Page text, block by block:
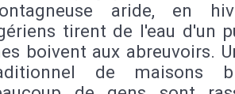
aride, en
tirent de l'eau d'un
boivent aux abreuvoirs.
de maisons